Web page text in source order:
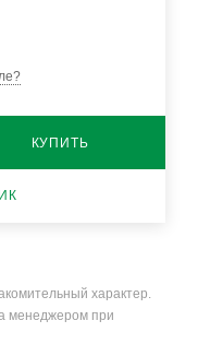
КУПИТЬ
характер.
менеджером при